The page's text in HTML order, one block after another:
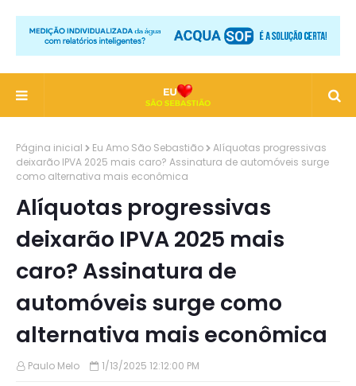
Página inicial Eu Amo São Sebastião
Alíquotas progressivas
deixarão IPVA 2025 mais caro? Assinatura de automóveis surge
como alternativa mais econômica
Alíquotas progressivas
deixarão IPVA 2025 mais
caro? Assinatura de
automóveis surge como
alternativa mais econômica
Paulo Melo 1/13/2025 12:12:00 PM